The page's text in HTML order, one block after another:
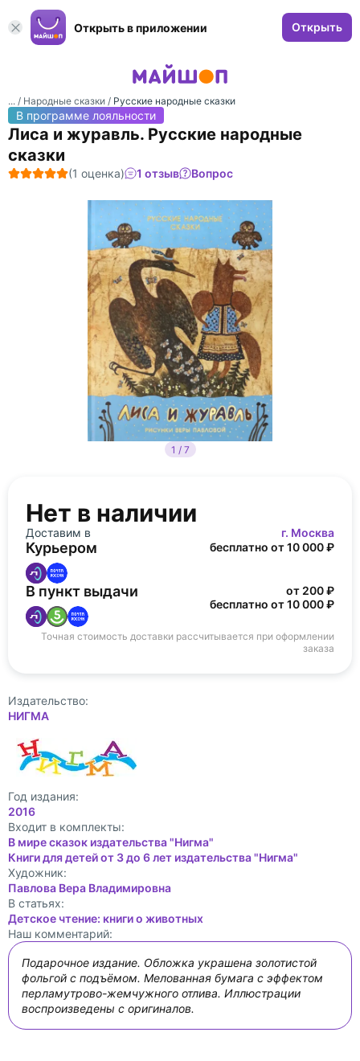
Открыть в приложении Открыть
... / Народные сказки / Русские народные сказки
В программе лояльности
Лиса и журавль. Русские народные
сказки
(1 оценка) 1 отзыв Вопрос
1 / 7
Нет в наличии
Доставим в г. Москва
Курьером бесплатно от 10 000 ₽
В пункт выдачи
от 200 ₽
бесплатно от 10 000 ₽
Точная стоимость доставки рассчитывается при оформлении
заказа
Издательство:
НИГМА
Год издания:
2016
Входит в комплекты:
В мире сказок издательства "Нигма"
Книги для детей от 3 до 6 лет издательства "Нигма"
Художник:
Павлова Вера Владимировна
В статьях:
Детское чтение: книги о животных
Наш комментарий:
Подарочное издание. Обложка украшена золотистой
фольгой с подъёмом. Мелованная бумага с эффектом
перламутрово-жемчужного отлива. Иллюстрации
воспроизведены с оригиналов.